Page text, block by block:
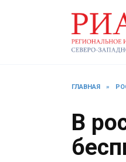
ГЛАВНАЯ »
В